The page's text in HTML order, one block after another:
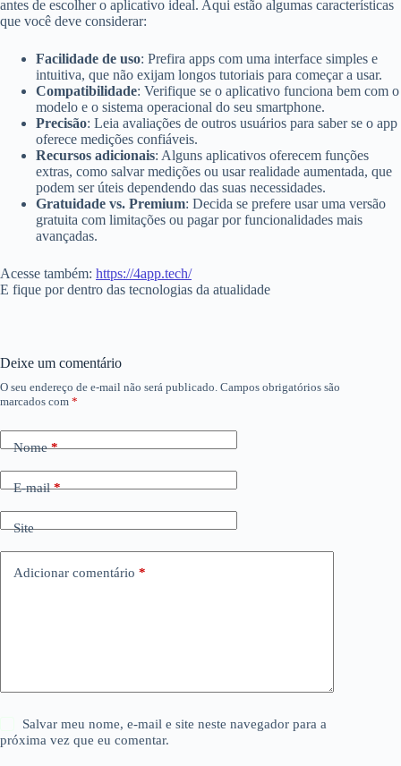
antes de escolher o aplicativo ideal. Aqui estão algumas características
que você deve considerar:
Facilidade de uso: Prefira apps com uma interface simples e
intuitiva, que não exijam longos tutoriais para começar a usar.
Compatibilidade: Verifique se o aplicativo funciona bem com o
modelo e o sistema operacional do seu smartphone.
Precisão: Leia avaliações de outros usuários para saber se o app
oferece medições confiáveis.
Recursos adicionais: Alguns aplicativos oferecem funções
extras, como salvar medições ou usar realidade aumentada, que
podem ser úteis dependendo das suas necessidades.
Gratuidade vs. Premium: Decida se prefere usar uma versão
gratuita com limitações ou pagar por funcionalidades mais
avançadas.
Acesse também: https://4app.tech/
E fique por dentro das tecnologias da atualidade
Deixe um comentário
O seu endereço de e-mail não será publicado. Campos obrigatórios são
marcados com *
Nome*
E-mail*
Site
Adicionar comentário *
Salvar meu nome, e-mail e site neste navegador para a
próxima vez que eu comentar.